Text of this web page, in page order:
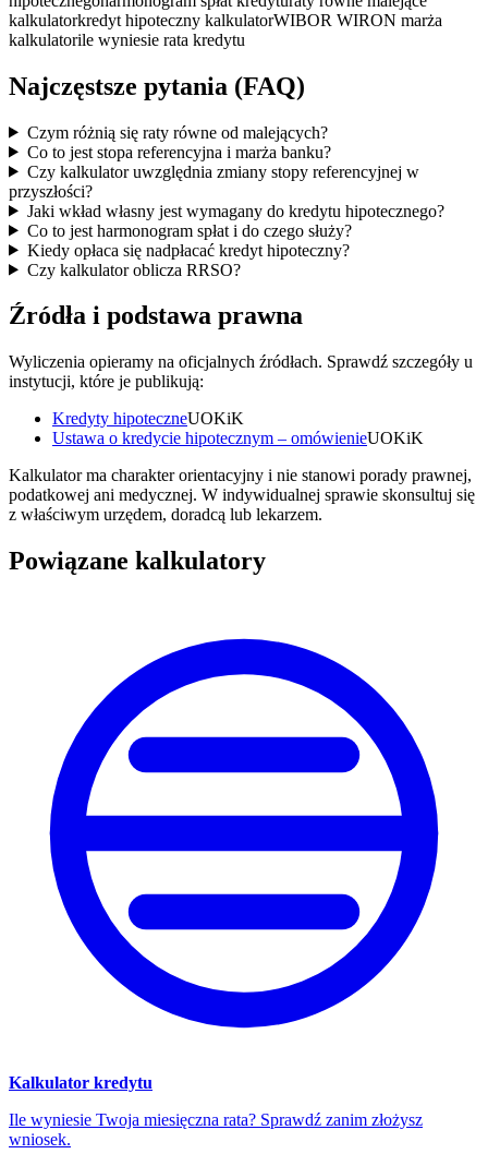
kalkulatorkredyt hipoteczny kalkulatorWIBOR WIRON marża
kalkulatorile wyniesie rata kredytu
Najczęstsze pytania (FAQ)
Czym różnią się raty równe od malejących?
Co to jest stopa referencyjna i marża banku?
Czy kalkulator uwzględnia zmiany stopy referencyjnej w
przyszłości?
Jaki wkład własny jest wymagany do kredytu hipotecznego?
Co to jest harmonogram spłat i do czego służy?
Kiedy opłaca się nadpłacać kredyt hipoteczny?
Czy kalkulator oblicza RRSO?
Źródła i podstawa prawna
Wyliczenia opieramy na oficjalnych źródłach. Sprawdź szczegóły u
instytucji, które je publikują:
Kredyty hipoteczneUOKiK
Ustawa o kredycie hipotecznym – omówienieUOKiK
Kalkulator ma charakter orientacyjny i nie stanowi porady prawnej,
podatkowej ani medycznej. W indywidualnej sprawie skonsultuj się
z właściwym urzędem, doradcą lub lekarzem.
Powiązane kalkulatory
Kalkulator kredytu
Ile wyniesie Twoja miesięczna rata? Sprawdź zanim złożysz
wniosek.